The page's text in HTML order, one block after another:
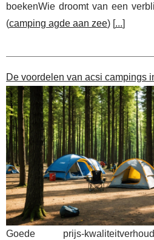
boekenWie droomt van een
(camping agde aan zee) [...]
De voordelen van acsi campings
Goede prijs-